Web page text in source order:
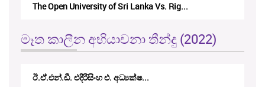
The Monetary Board of CBSL-vs-Verite Res...
මෑත කාලීන අභියාචනා තීන්දු (2022)
කේ.වී.කේ. නවරත්න එ. අධ්‍යාපන අමාත...